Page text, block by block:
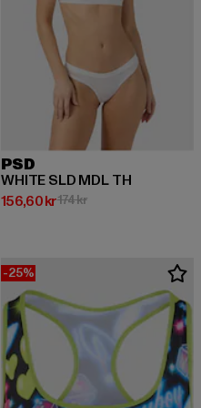
PSD
WHITE SLD MDL TH
156,60 kr
Nuvarande pris: 156,60 kr
174 krKampanjpris: 174 kr
-25%